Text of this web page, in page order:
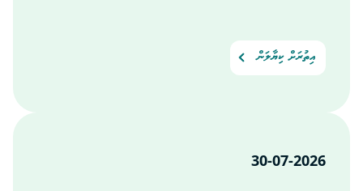
އިތުރަށް ކިޔާލަން
30-07-2026